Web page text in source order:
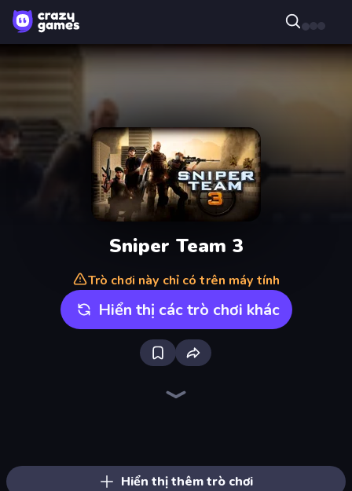
Sniper Team 3
Trò chơi này chỉ có trên máy tính
Hiển thị các trò chơi khác
Hiển thị thêm trò chơi